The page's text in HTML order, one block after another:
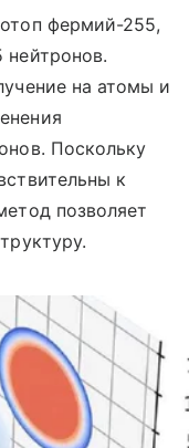
фермий-255,
на атомы и
Поскольку
к
позволяет